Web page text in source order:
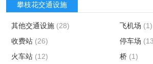
攀枝花交通设施
其他交通设施 (28) 飞机场 (1)
收费站 (26) 停车场
火车站 (12) 桥 (1)